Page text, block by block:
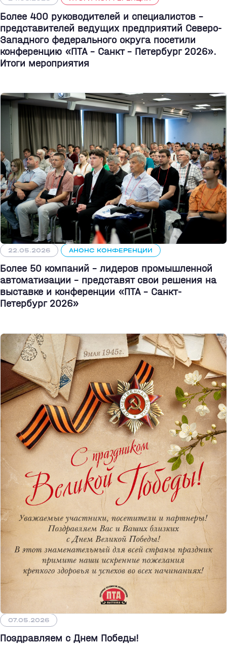
Более 400 руководителей и специалистов –
представителей ведущих предприятий Северо-
Западного федерального округа посетили
конференцию «ПТА – Санкт - Петербург 2026».
Итоги мероприятия
22.05.2026 АНОНС КОНФЕРЕНЦИИ
Более 50 компаний - лидеров промышленной
автоматизации - представят свои решения на
выставке и конференции «ПТА – Санкт-
Петербург 2026»
07.05.2026
Поздравляем с Днем Победы!